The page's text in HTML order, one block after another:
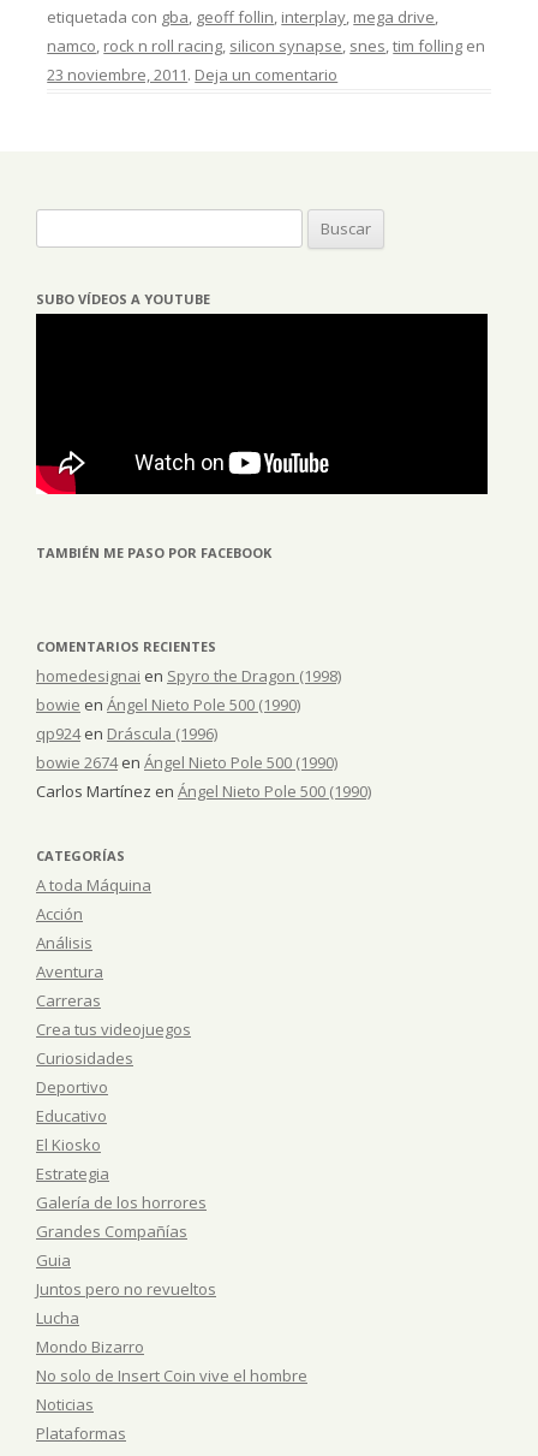
etiquetada con gba, geoff follin, interplay, mega drive,
namco, rock n roll racing, silicon synapse, snes,tim folling en
23 noviembre, 2011. Deja un comentario
SUBO VÍDEOS A YOUTUBE
TAMBIÉN ME PASO POR FACEBOOK
COMENTARIOS RECIENTES
homedesignai en Spyro the Dragon (1998)
bowie en Ángel Nieto Pole 500 (1990)
qp924en Dráscula (1996)
bowie 2674en Ángel Nieto Pole 500 (1990)
Carlos Martínez en Ángel Nieto Pole 500 (1990)
CATEGORÍAS
A toda Máquina
Acción
Análisis
Aventura
Carreras
Crea tus videojuegos
Curiosidades
Deportivo
Educativo
El Kiosko
Estrategia
Galería de los horrores
Grandes Compañías
Guia
Juntos pero no revueltos
Lucha
Mondo Bizarro
No solo de Insert Coin vive el hombre
Noticias
Plataformas